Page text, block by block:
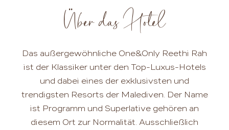
Über das Hotel
Das außergewöhnliche One&Only Reethi Rah
ist der Klassiker unter den Top-Luxus-Hotels
und dabei eines der exklusivsten und
trendigsten Resorts der Malediven. Der Name
ist Programm und Superlative gehören an
diesem Ort zur Normalität. Ausschließlich